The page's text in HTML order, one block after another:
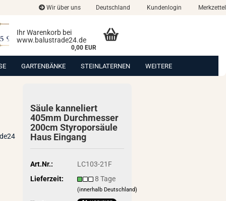
Wir über uns Deutschland Kundenlogin Merkzettel
Ihr Warenkorb bei
www.balustrade24.de
0,00 EUR
GARTENBÄNKE STEINLATERNEN WEITERE
Säule kan­ne­liert
405mm Durch­mes­ser
200cm Sty­ro­por­säu­le
Haus Ein­gang
Art.Nr.:
LC103-21F
Lieferzeit:
8 Tage
(innerhalb Deutschland)